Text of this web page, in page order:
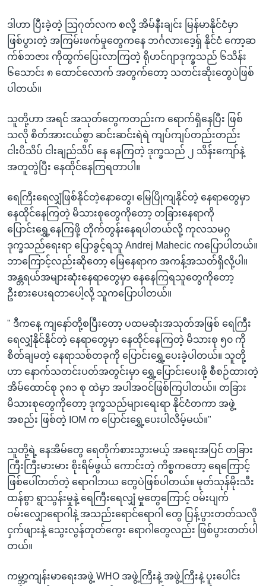
ဒါဟာ ပြီးခဲ့တဲ့ သြဂုတ်လက စလို့ အိမ်နီးချင်း မြန်မာနိုင်ငံမှာ
ဖြစ်ပွားတဲ့ အကြမ်းဖက်မှုတွေကနေ ဘင်္ဂလားဒေ့ရှ် နိုင်ငံ ကော့ဆ
က်စ်ဘဇား ကိုထွက်ပြေးလာကြတဲ့ ရိုဟင်ဂျာဒုက္ခသည် ၆သိန်း
၆သောင်း ၈ ထောင်လောက် အတွက်တော့ သတင်းဆိုးတွေပဲဖြစ်
ပါတယ်။
သူတို့ဟာ အရင် အသုတ်တွေကတည်းက ရောက်ရှိနေပြီး ဖြစ်
သလို စိတ်အားငယ်စွာ ဆင်းဆင်းရဲရဲ ကျပ်ကျပ်တည်းတည်း
ငါးပိသိပ် ငါးချည်သိပ် နေ နေကြတဲ့ ဒုက္ခသည် ၂ သိန်းကျော်နဲ့
အတူတွဲပြီး နေထိုင်နေကြရတာပါ။
ရေကြီးရေလျှံဖြစ်နိုင်တဲ့နောတွေ၊ မြေပြိုကျနိုင်တဲ့ နေရာတွေမှာ
နေထိုင်နေကြတဲ့ မိသားစုတွေကိုတော့ တခြားနေရာကို
ပြောင်းရွှေ့နေကြဖို့ တိုက်တွန်းနေရပါတယ်လို့ ကုလသမဂ္ဂ
ဒုက္ခသည်ရေးရာ ပြောခွင့်ရသူ Andrej Mahecic ကပြောပါတယ်။
ဘာကြောင့်လည်းဆိုတော့ မြေနေရာက အကန့်အသတ်ရှိလို့ပါ။
အန္တရယ်အများဆုံးနေရာတွေမှာ နေနေကြရသူတွေကိုတော့
ဦးစားပေးရတာပေါ့လို့ သူကပြောပါတယ်။
" ဒီကနေ့ ကျနော်တို့စပြီးတော့ ပထမဆုံးအသုတ်အဖြစ် ရေကြီး
ရေလျှံနိုင်နိုင်တဲ့ နေရာတွေမှာ နေထိုင်နေကြတဲ့ မိသားစု ၅၀ ကို
စိတ်ချမတဲ့ နေရာသစ်တခုကို ပြောင်းရွှေ့ပေးခဲ့ပါတယ်။ သူတို့
ဟာ နောက်သတင်းပတ်အတွင်းမှာ ရွှေ့ပြောင်းပေးဖို့ စီစဉ်ထားတဲ့
အိမ်ထောင်စု ၃၈၁ စု ထဲမှာ အပါအဝင်ဖြစ်ကြပါတယ်။ တခြား
မိသားစုတွေကိုတော့ ဒုက္ခသည်များရေးရာ နိုင်ငံတကာ အဖွဲ့
အစည်း ဖြစ်တဲ့ IOM က ပြောင်းရွှေ့ပေးပါလိမ့်မယ်။"
သူတို့ရဲ့ နေအိမ်တွေ ရေတိုက်စားသွားမယ့် အရေးအပြင် တခြား
ကြီးကြီးမားမား စိုးရိမ်ဖွယ် ကောင်းတဲ့ ကိစ္စကတော့ ရေကြောင့်
ဖြစ်ပေါ်တတ်တဲ့ ရောဂါဘယ တွေပဲဖြစ်ပါတယ်။ မုတ်သုန်မိုးသီး
ထန်စွာ ရွာသွန်းမှုနဲ့ ရေကြီးရေလျှံ မှုတွေကြောင့် ဝမ်းပျက်
ဝမ်းလျှောရောဂါနဲ့ အသည်းရောင်ရောဂါ တွေ ပြန့်ပွားတတ်သလို
ငှက်ဖျားနဲ့ သွေးလွန်တုတ်ကွေး ရောဂါတွေလည်း ဖြစ်ပွားတတ်ပါ
တယ်။
ကမ္ဘာ့ကျန်းမာရေးအဖွဲ့ WHO အဖွဲ့ကြီးနဲ့ အဖွဲ့ကြီးနဲ့ ပူးပေါင်း